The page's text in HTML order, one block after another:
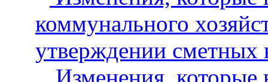
коммунального
утверждении сметных
Изменения, которые